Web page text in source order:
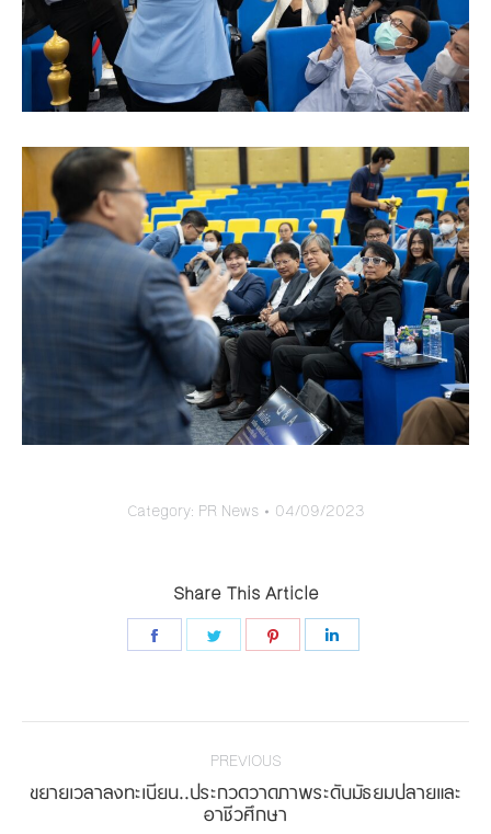
Category: PR News 04/09/2023
Share This Article
Share
Share
Share
PREVIOUS
Previous
ขยายเวลาลงทะเบียน..ประกวดวาดภาพระดับมัธยมปลายและ
อาชีวศึกษา